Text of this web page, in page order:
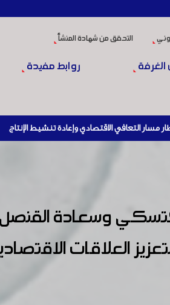
التحقق من شهادة المنشأ
روابط مفيدة
وسعادة
العلاقات